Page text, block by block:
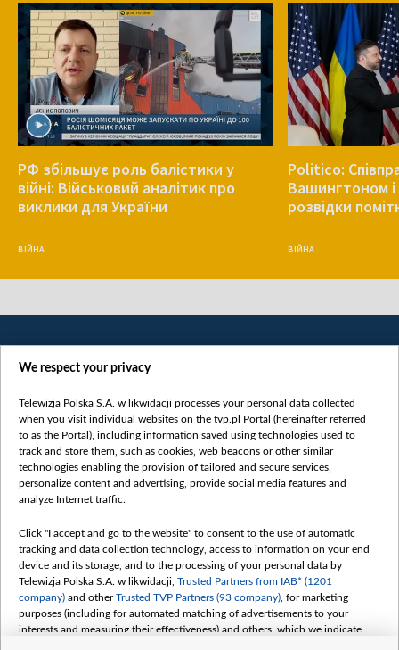
РФ збільшує роль балістики у
війні: Військовий аналітик про
виклики для України
ВІЙНА
Politico:
Вашингтоном
розвідки
ВІЙНА
Категорії
Новини
Докладно
Погляд
Цікаво
Slawa.tv
Про нас
We respect your privacy
Telewizja Polska S.A. w likwidacji processes your personal data collected
when you visit individual websites on the tvp.pl Portal (hereinafter referred
to as the Portal), including information saved using technologies used to
track and store them, such as cookies, web beacons or other similar
technologies enabling the provision of tailored and secure services,
personalize content and advertising, provide social media features and
analyze Internet traffic.
Click "I accept and go to the website" to consent to the use of automatic
tracking and data collection technology, access to information on your end
device and its storage, and to the processing of your personal data by
Telewizja Polska S.A. w likwidacji, Trusted Partners from IAB* (1201
company) and otherTrusted TVP Partners (93 company) , for marketing
purposes (including for automated matching of advertisements to your
interests and measuring their effectiveness) and others, which we indicate